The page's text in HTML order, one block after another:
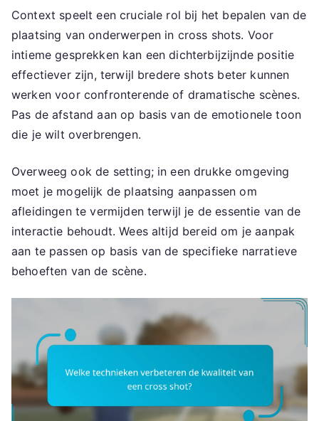
Context speelt een cruciale rol bij het bepalen van de
plaatsing van onderwerpen in cross shots. Voor
intieme gesprekken kan een dichterbijzijnde positie
effectiever zijn, terwijl bredere shots beter kunnen
werken voor confronterende of dramatische scènes.
Pas de afstand aan op basis van de emotionele toon
die je wilt overbrengen.
Overweeg ook de setting; in een drukke omgeving
moet je mogelijk de plaatsing aanpassen om
afleidingen te vermijden terwijl je de essentie van de
interactie behoudt. Wees altijd bereid om je aanpak
aan te passen op basis van de specifieke narratieve
behoeften van de scène.